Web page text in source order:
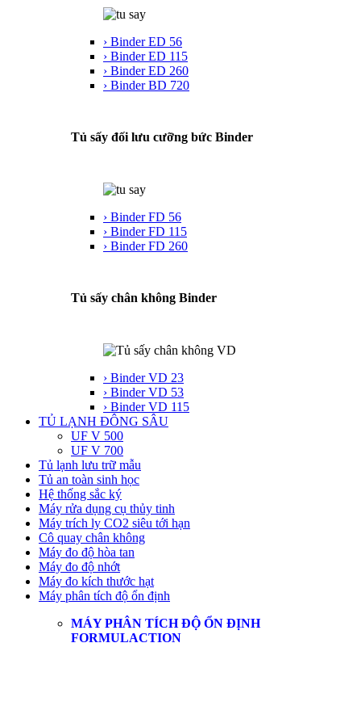
› Binder ED 56
› Binder ED 115
› Binder ED 260
› Binder BD 720
Tủ sấy đối lưu cưỡng bức Binder
› Binder FD 56
› Binder FD 115
› Binder FD 260
Tủ sấy chân không Binder
› Binder VD 23
› Binder VD 53
› Binder VD 115
TỦ LẠNH ĐÔNG SÂU
UF V 500
UF V 700
Tủ lạnh lưu trữ mẫu
Tủ an toàn sinh học
Hệ thống sắc ký
Máy rửa dụng cụ thủy tinh
Máy trích ly CO2 siêu tới hạn
Cô quay chân không
Máy đo độ hòa tan
Máy đo độ nhớt
Máy đo kích thước hạt
Máy phân tích độ ổn định
MÁY PHÂN TÍCH ĐỘ ỔN ĐỊNH
FORMULACTION